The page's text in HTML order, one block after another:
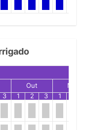
Out
Nov
3 1 2 3 1